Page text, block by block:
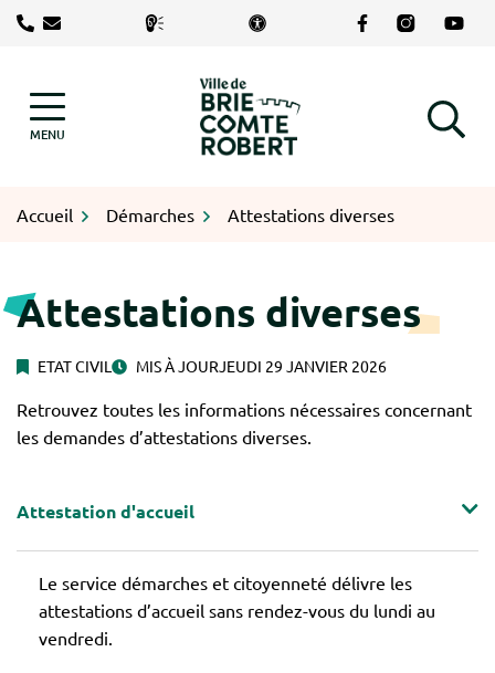
Aller
Lien vers le
Lien vers le
Lien
MENU Logo Brie-Comte-Robert
RECHERCHE
Accueil Démarches Attestations diverses
Attestations diverses
ETAT CIVIL MIS À JOURJEUDI 29 JANVIER 2026
Retrouvez toutes les informations nécessaires concernant
les demandes d’attestations diverses.
Attestation d'accueil
Le service démarches et citoyenneté délivre les
attestations d’accueil sans rendez-vous du lundi au
vendredi.